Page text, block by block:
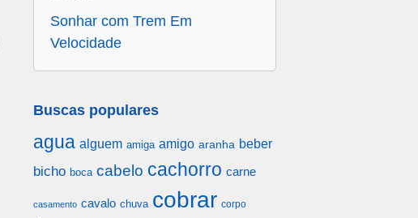
Sonhar com Trem Em
Velocidade
Buscas populares
agua alguem amiga amigo aranha beber
bicho boca cabelo cachorro carne
casamento cavalo chuva cobrar corpo